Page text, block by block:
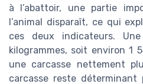
à l’abattoir, une partie
l’animal disparaît, ce qui
ces deux indicateurs.
kilogrammes, soit environ 1
une carcasse nettement
carcasse reste